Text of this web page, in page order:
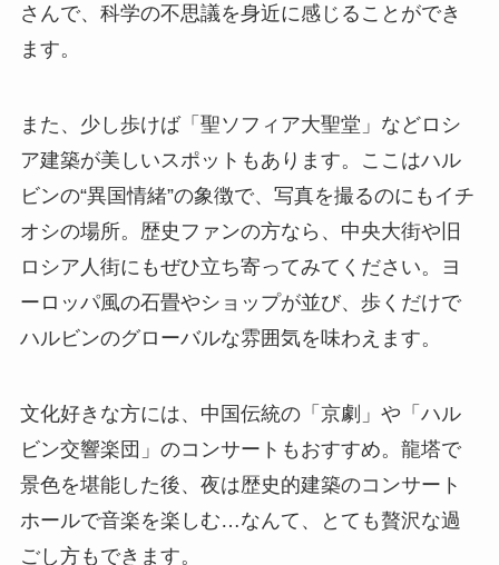
さんで、科学の不思議を身近に感じることができ
ます。
また、少し歩けば「聖ソフィア大聖堂」などロシ
ア建築が美しいスポットもあります。ここはハル
ビンの“異国情緒”の象徴で、写真を撮るのにもイチ
オシの場所。歴史ファンの方なら、中央大街や旧
ロシア人街にもぜひ立ち寄ってみてください。ヨ
ーロッパ風の石畳やショップが並び、歩くだけで
ハルビンのグローバルな雰囲気を味わえます。
文化好きな方には、中国伝統の「京劇」や「ハル
ビン交響楽団」のコンサートもおすすめ。龍塔で
景色を堪能した後、夜は歴史的建築のコンサート
ホールで音楽を楽しむ…なんて、とても贅沢な過
ごし方もできます。